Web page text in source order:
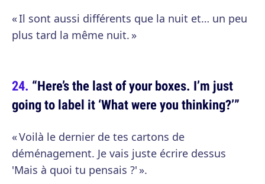
« Il sont aussi différents que la nuit et… un peu
plus tard la même nuit. »
“Here’s the last of your boxes. I’m just
going to label it ‘What were you thinking?’”
« Voilà le dernier de tes cartons de
déménagement. Je vais juste écrire dessus
'Mais à quoi tu pensais ?' ».